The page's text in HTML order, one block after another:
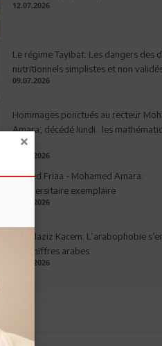
12.07.2026
Le régime Tayibat: Les dangers des
nutritionnels simplistes et non
09.07.2026
Hommages ponctués au recteur
Amara, décédé lundi : les
deuil
03.08.2026
Ahmed Friaa - Mohamed Amara:
l’Universitaire exemplaire
04.08.2026
Abdelaziz Kacem: L’arabophobie
aux chiffres arabes
09.07.2026